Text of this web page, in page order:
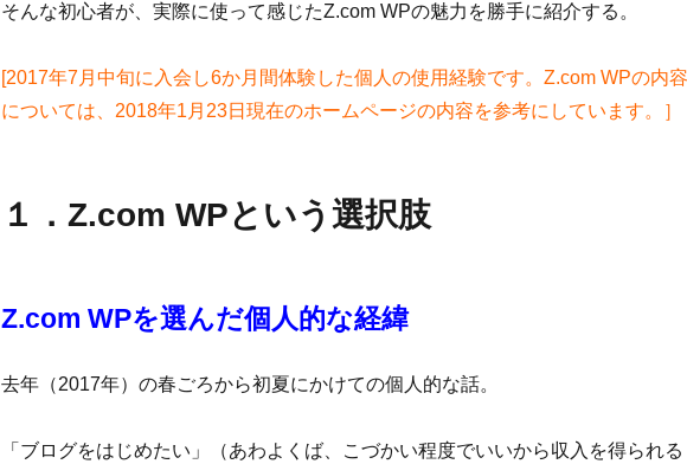
そんな初心者が、実際に使って感じたZ.com WPの魅力を勝手に紹介する。
[2017年7月中旬に入会し6か月間体験した個人の使用経験です。Z.com WPの内容
については、2018年1月23日現在のホームページの内容を参考にしています。］
１．Z.com WPという選択肢
Z.com WPを選んだ個人的な経緯
去年（2017年）の春ごろから初夏にかけての個人的な話。
「ブログをはじめたい」（あわよくば、こづかい程度でいいから収入を得られる